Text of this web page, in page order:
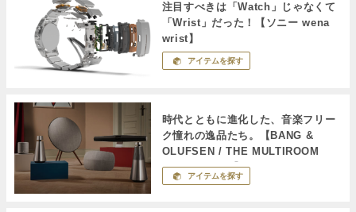
注目すべきは「Watch」じゃなくて
「Wrist」だった！【ソニー wena
wrist】
アイテムを探す
時代とともに進化した、音楽フリー
ク憧れの逸品たち。【BANG &
OLUFSEN / THE MULTIROOM
COLLECTION】
アイテムを探す